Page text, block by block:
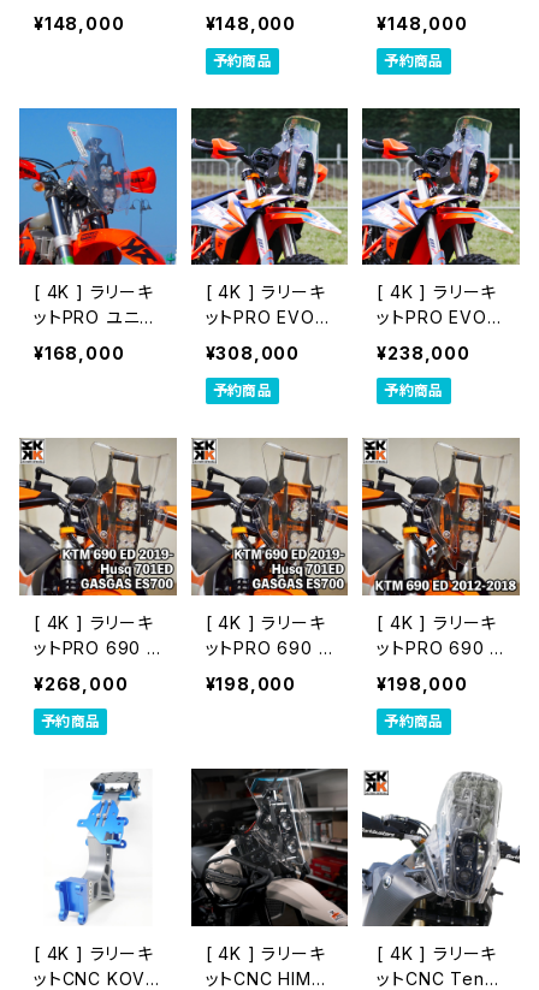
KTM・Husq・G
ASGAS EDマシ
¥148,000
KTM・Husq・G
ASGAS EDマシ
ン 2014～202
¥148,000
予約商品
BETA、SHERC
O、KTM～201
3、KTM690系 ]
¥148,000
予約商品
[ 4K ] ラリーキ
ットPRO ユニバ
ーサル [ 汎用 ]
¥168,000
[ 4K ] ラリーキ
ットPRO EVO 6
90 Hella M60
ヘッドライト [ K
TM・Husq・GA
¥308,000
予約商品
[ 4K ] ラリーキ
ットPRO EVO 6
90 [ KTM・Hus
q・GASGAS 69
0系]
¥238,000
予約商品
[ 4K ] ラリーキ
ットPRO 690 H
ella M60ヘッド
ライト [ KTM・H
usq・GASGAS
NTK-F-601
¥268,000
予約商品
[ 4K ] ラリーキ
ットPRO 690 [
KTM・Husq・G
ASGAS 690系
¥198,000
[ 4K ] ラリーキ
ットPRO 690 [
KTM 690系 20
12-2018 / 200
8-2011 ]
¥198,000
予約商品
[ 4K ] ラリーキ
ットCNC KOVE
[ 4K ] ラリーキ
ットCNC HIMAL
[ 4K ] ラリーキ
ットCNC Tener